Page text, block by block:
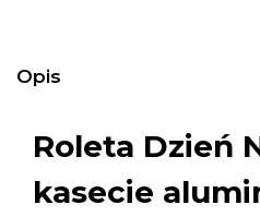
Opis
Roleta Dzień
kasecie